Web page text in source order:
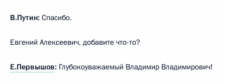
В.Путин: Спасибо.
Евгений Алексеевич, добавите что-то?
Е.Первышов: Глубокоуважаемый Владимир Владимирович!